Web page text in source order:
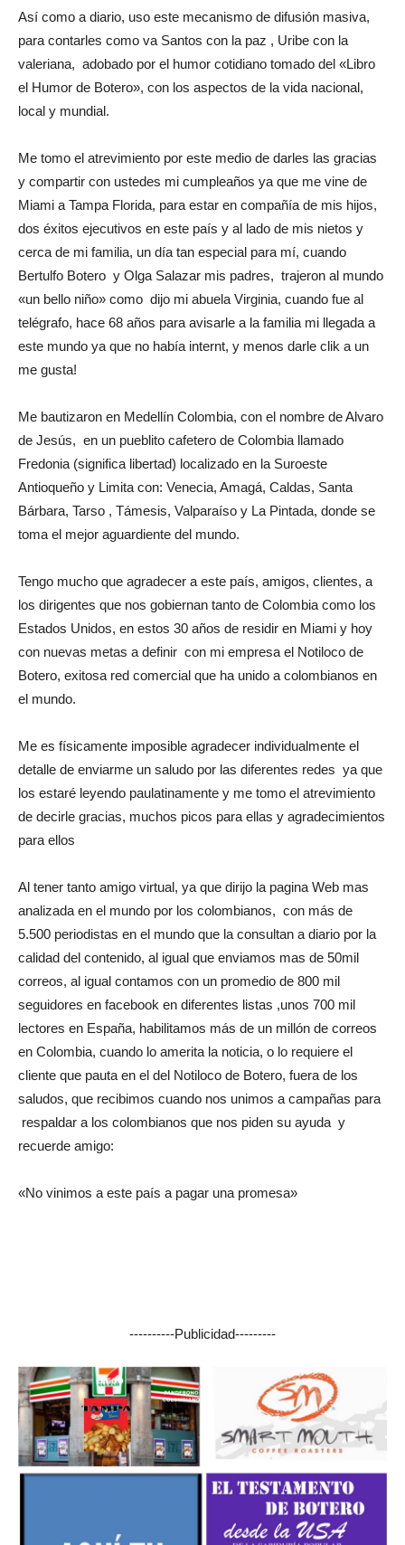
Así como a diario, uso este mecanismo de difusión masiva,
para contarles como va Santos con la paz , Uribe con la
valeriana, adobado por el humor cotidiano tomado del «Libro
el Humor de Botero», con los aspectos de la vida nacional,
local y mundial.
Me tomo el atrevimiento por este medio de darles las gracias
y compartir con ustedes mi cumpleaños ya que me vine de
Miami a Tampa Florida, para estar en compañía de mis hijos,
dos éxitos ejecutivos en este país y al lado de mis nietos y
cerca de mi familia, un día tan especial para mí, cuando
Bertulfo Botero y Olga Salazar mis padres, trajeron al mundo
«un bello niño» como dijo mi abuela Virginia, cuando fue al
telégrafo, hace 68 años para avisarle a la familia mi llegada a
este mundo ya que no había internt, y menos darle clik a un
me gusta!
Me bautizaron en Medellín Colombia, con el nombre de Alvaro
de Jesús, en un pueblito cafetero de Colombia llamado
Fredonia (significa libertad) localizado en la Suroeste
Antioqueño y Limita con: Venecia, Amagá, Caldas, Santa
Bárbara, Tarso , Támesis, Valparaíso y La Pintada, donde se
toma el mejor aguardiente del mundo.
Tengo mucho que agradecer a este país, amigos, clientes, a
los dirigentes que nos gobiernan tanto de Colombia como los
Estados Unidos, en estos 30 años de residir en Miami y hoy
con nuevas metas a definir con mi empresa el Notiloco de
Botero, exitosa red comercial que ha unido a colombianos en
el mundo.
Me es físicamente imposible agradecer individualmente el
detalle de enviarme un saludo por las diferentes redes ya que
los estaré leyendo paulatinamente y me tomo el atrevimiento
de decirle gracias, muchos picos para ellas y agradecimientos
para ellos
Al tener tanto amigo virtual, ya que dirijo la pagina Web mas
analizada en el mundo por los colombianos, con más de
5.500 periodistas en el mundo que la consultan a diario por la
calidad del contenido, al igual que enviamos mas de 50mil
correos, al igual contamos con un promedio de 800 mil
seguidores en facebook en diferentes listas ,unos 700 mil
lectores en España, habilitamos más de un millón de correos
en Colombia, cuando lo amerita la noticia, o lo requiere el
cliente que pauta en el del Notiloco de Botero, fuera de los
saludos, que recibimos cuando nos unimos a campañas para
respaldar a los colombianos que nos piden su ayuda y
recuerde amigo:
«No vinimos a este país a pagar una promesa»
----------Publicidad---------